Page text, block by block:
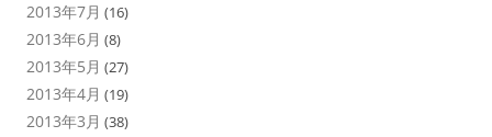
2013年7月 (16)
2013年6月 (8)
2013年5月 (27)
2013年4月 (19)
2013年3月 (38)